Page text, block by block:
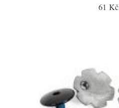
61 Kč